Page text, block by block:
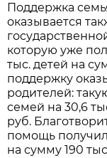
Поддержка
оказывается
которую уже
тыс. детей на
поддержку
родителей:
семей на 30,6
руб.
помощь
на сумму 190